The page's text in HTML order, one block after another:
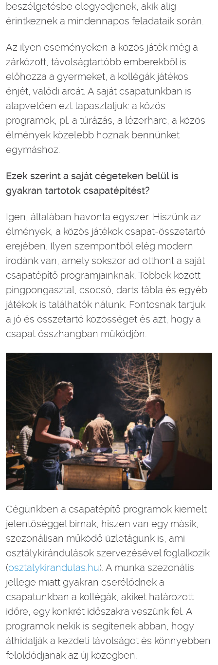
beszélgetésbe elegyedjenek, akik alig
érintkeznek a mindennapos feladataik során.
Az ilyen eseményeken a közös játék még a
zárkózott, távolságtartóbb emberekből is
előhozza a gyermeket, a kollégák játékos
énjét, valódi arcát. A saját csapatunkban is
alapvetően ezt tapasztaljuk: a közös
programok, pl. a túrázás, a lézerharc, a közös
élmények közelebb hoznak bennünket
egymáshoz.
Ezek szerint a saját cégeteken belül is
gyakran tartotok csapatépítést?
Igen, általában havonta egyszer. Hiszünk az
élmények, a közös játékok csapat-összetartó
erejében. Ilyen szempontból elég modern
irodánk van, amely sokszor ad otthont a saját
csapatépítő programjainknak. Többek között
pingpongasztal, csocsó, darts tábla és egyéb
játékok is találhatók nálunk. Fontosnak tartjuk
a jó és összetartó közösséget és azt, hogy a
csapat összhangban működjön.
Cégünkben a csapatépítő programok kiemelt
jelentőséggel bírnak, hiszen van egy másik,
szezonálisan működő üzletágunk is, ami
osztálykirándulások szervezésével foglalkozik
(osztalykirandulas.hu). A munka szezonális
jellege miatt gyakran cserélődnek a
csapatunkban a kollégák, akiket határozott
időre, egy konkrét időszakra veszünk fel. A
programok nekik is segítenek abban, hogy
áthidalják a kezdeti távolságot és könnyebben
feloldódjanak az új közegben.